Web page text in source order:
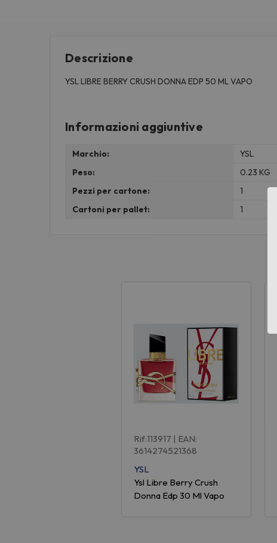
Descrizione
YSL LIBRE BERRY CRUSH DONNA EDP 50 ML VAPO
Informazioni aggiuntive
Marchio:
YSL
Peso:
0.23 KG
Pezzi per cartone:
1
Cartoni per pallet:
1
Rif:113917 | EAN:
3614274521368
YSL
Ysl Libre Berry Crush
Donna Edp 30 Ml Vapo